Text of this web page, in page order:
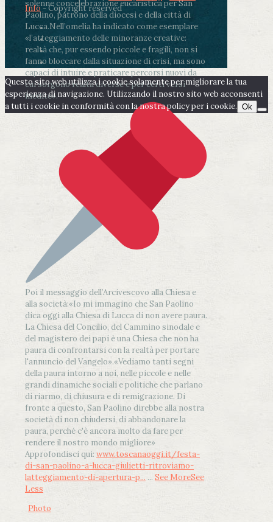
solenne concelebrazione eucaristica per San
Paolino, patrono della diocesi e della città di
Lucca.Nell’omelia ha indicato come esemplare
«l’atteggiamento delle minoranze creative:
realtà che, pur essendo piccole e fragili, non si
fanno bloccare dalla situazione di crisi, ma sono
capaci di intuire e praticare percorsi nuovi da
cui sorgono realtà diverse e per certi versi
inedite».
Poi il messaggio dell’Arcivescovo alla Chiesa e
alla società:«Io mi immagino che San Paolino
dica oggi alla Chiesa di Lucca di non avere paura.
La Chiesa del Concilio, del Cammino sinodale e
del magistero dei papi è una Chiesa che non ha
paura di confrontarsi con la realtà per portare
l'annuncio del Vangelo».«Vediamo tanti segni
della paura intorno a noi, nelle piccole e nelle
grandi dinamiche sociali e politiche che parlano
di riarmo, di chiusura e di remigrazione. Di
fronte a questo, San Paolino direbbe alla nostra
società di non chiudersi, di abbandonare la
paura, perché c'è ancora molto da fare per
rendere il nostro mondo migliore»
Approfondisci qui: www.toscanaoggi.it/festa-
di-san-paolino-a-lucca-giulietti-ritroviamo-
latteggiamento-di-apertura-p... ... See MoreSee
Less
Photo
Info- Copyright reserved
Questo sito web utilizza i cookie solamente per migliorare la tua
esperienza di navigazione. Utilizzando il nostro sito web acconsenti
a tutti i cookie in conformità con la nostra policy per i cookie. Ok